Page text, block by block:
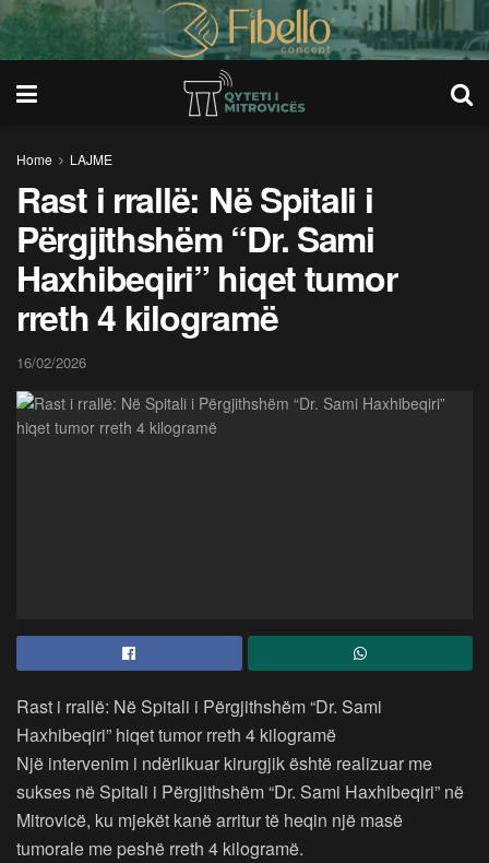
Home LAJME
Rast i rrallë: Në Spitali i
Përgjithshëm “Dr. Sami
Haxhibeqiri” hiqet tumor
rreth 4 kilogramë
16/02/2026
Rast i rrallë: Në Spitali i Përgjithshëm “Dr. Sami
Haxhibeqiri” hiqet tumor rreth 4 kilogramë
Një intervenim i ndërlikuar kirurgjik është realizuar me
sukses në Spitali i Përgjithshëm “Dr. Sami Haxhibeqiri” në
Mitrovicë, ku mjekët kanë arritur të heqin një masë
tumorale me peshë rreth 4 kilogramë.